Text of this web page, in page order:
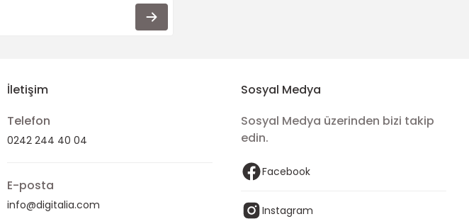
İletişim
Telefon
0242 244 40 04
E-posta
info@digitalia.com
Sosyal Medya
Sosyal Medya üzerinden bizi takip
edin.
Facebook
Instagram